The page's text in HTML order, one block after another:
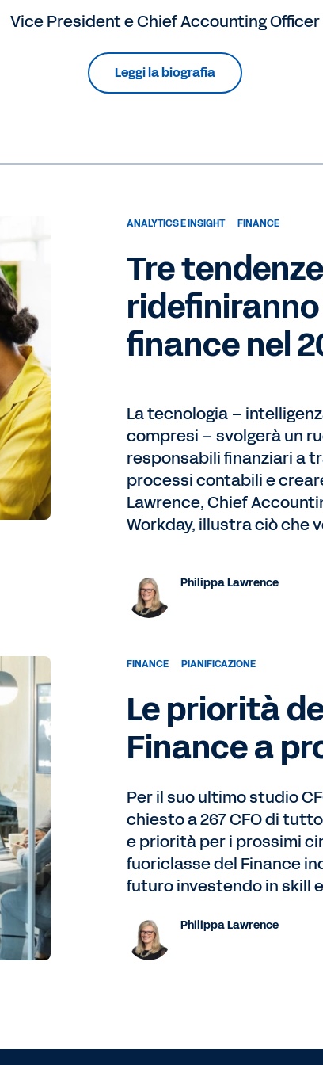
Vice President e Chief Accounting Officer
Leggi la biografia
ANALYTICS E INSIGHT FINANCE
Tre
finance nel
La tecnologia –
compresi – svolgerà un
responsabili finanziari a
processi contabili e
Lawrence, Chief
Workday, illustra ciò che
Philippa Lawrence
FINANCE PIANIFICAZIONE
Le priorità
Finance a
Per il suo ultimo studio
chiesto a 267 CFO di
e priorità per i prossimi
fuoriclasse del Finance
futuro investendo in skill
Philippa Lawrence